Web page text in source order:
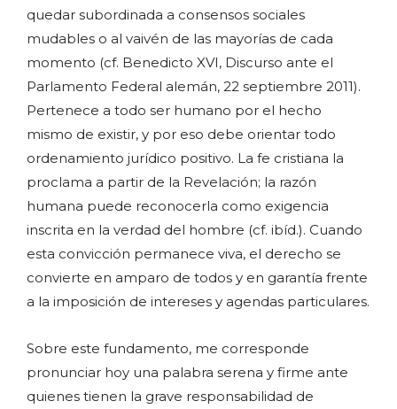
quedar subordinada a consensos sociales
mudables o al vaivén de las mayorías de cada
momento (cf. Benedicto XVI, Discurso ante el
Parlamento Federal alemán, 22 septiembre 2011).
Pertenece a todo ser humano por el hecho
mismo de existir, y por eso debe orientar todo
ordenamiento jurídico positivo. La fe cristiana la
proclama a partir de la Revelación; la razón
humana puede reconocerla como exigencia
inscrita en la verdad del hombre (cf. ibíd.). Cuando
esta convicción permanece viva, el derecho se
convierte en amparo de todos y en garantía frente
a la imposición de intereses y agendas particulares.
Sobre este fundamento, me corresponde
pronunciar hoy una palabra serena y firme ante
quienes tienen la grave responsabilidad de